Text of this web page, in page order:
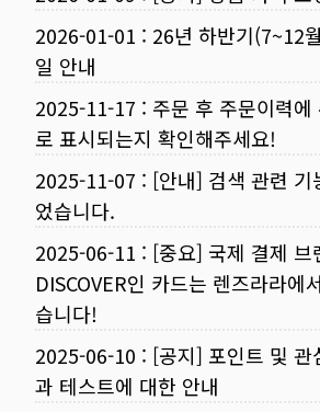
2026-01-01 : 26년 하반기(7~12
일 안내
2025-11-17 : 주문 후 주문이력
로 표시되는지 확인해주세요!
2025-11-07 : [안내] 검색 관련 기
었습니다.
2025-06-11 : [중요] 국제 결제 브
DISCOVER인 카드는 렌즈라라에
습니다!
2025-06-10 : [공지] 포인트 및 관
과 테스트에 대한 안내